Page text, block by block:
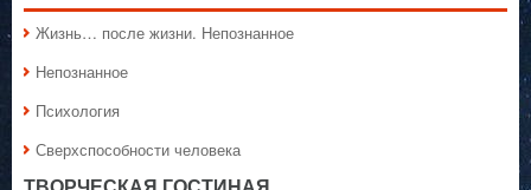
Жизнь… после жизни. Непознанное
Непознанное
Психология
Сверхспособности человека